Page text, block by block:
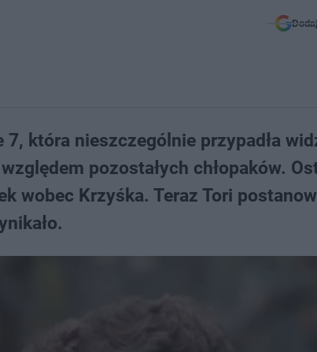
która nieszczególnie przypadła
pozostałych chłopaków.
wobec Krzyśka. Teraz Tori